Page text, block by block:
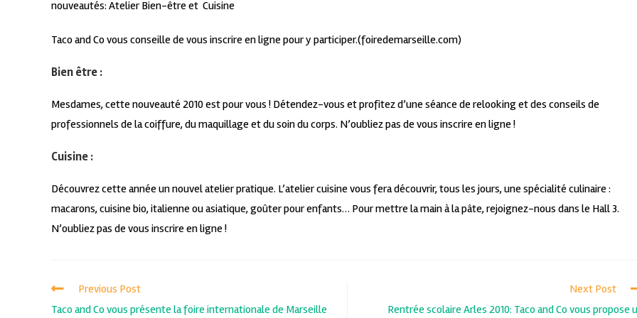
nouveautés: Atelier Bien-être et Cuisine
Taco and Co vous conseille de vous inscrire en ligne pour y participer.(foiredemarseille.com)
Bien être :
Mesdames, cette nouveauté 2010 est pour vous ! Détendez-vous et profitez d’une séance de relooking et des conseils de
professionnels de la coiffure, du maquillage et du soin du corps. N’oubliez pas de vous inscrire en ligne !
Cuisine :
Découvrez cette année un nouvel atelier pratique. L’atelier cuisine vous fera découvrir, tous les jours, une spécialité culinaire :
macarons, cuisine bio, italienne ou asiatique, goûter pour enfants… Pour mettre la main à la pâte, rejoignez-nous dans le Hall 3.
N’oubliez pas de vous inscrire en ligne !
Previous Post
Taco and Co vous présente la foire internationale de Marseille
Next Post
Rentrée scolaire Arles 2010: Taco and Co vous propose